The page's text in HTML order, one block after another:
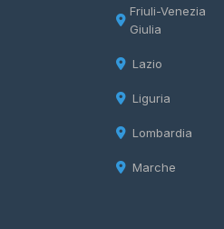
Friuli-Venezia
Giulia
Lazio
Liguria
Lombardia
Marche